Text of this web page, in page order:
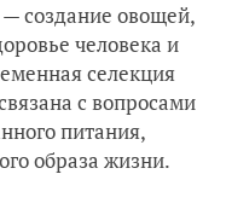
создание овощей,
человека и
селекция
с вопросами
питания,
образа жизни.